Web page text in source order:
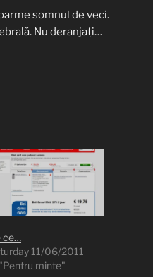
somnul de veci.
Nu deranjați…
ce…
11/06/2011
minte"